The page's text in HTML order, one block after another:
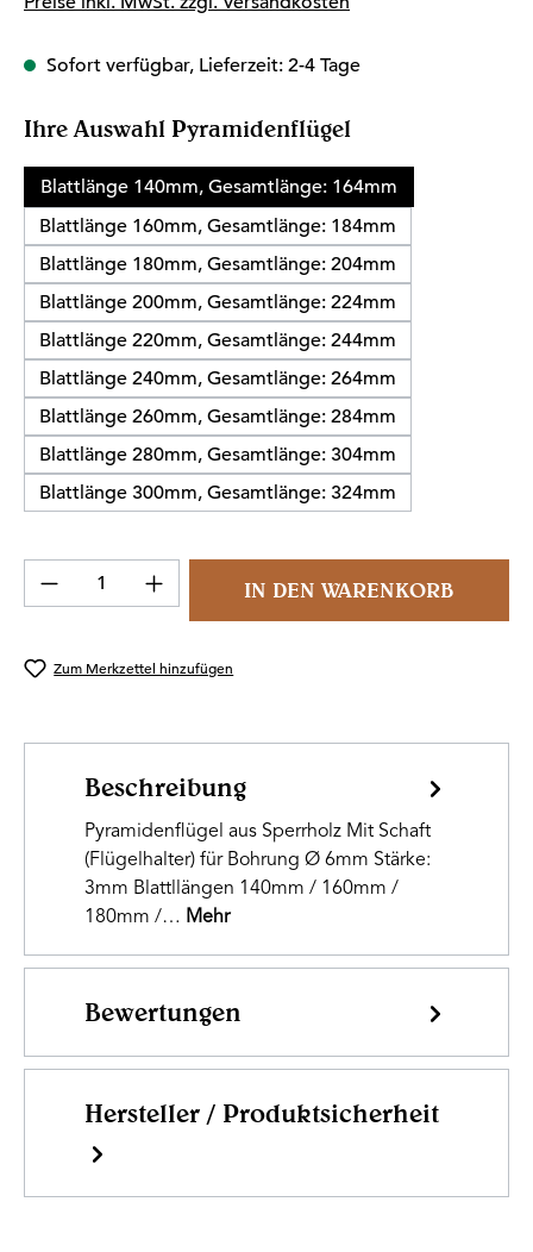
Sofort verfügbar, Lieferzeit: 2-4 Tage
Ihre Auswahl Pyramidenflügelauswählen
Blattlänge 140mm, Gesamtlänge: 164mm
Blattlänge 160mm, Gesamtlänge: 184mm
Blattlänge 180mm, Gesamtlänge: 204mm
Blattlänge 200mm, Gesamtlänge: 224mm
Blattlänge 220mm, Gesamtlänge: 244mm
Blattlänge 240mm, Gesamtlänge: 264mm
Blattlänge 260mm, Gesamtlänge: 284mm
Blattlänge 280mm, Gesamtlänge: 304mm
Blattlänge 300mm, Gesamtlänge: 324mm
Produkt Anzahl: Gib den gewünschten
IN DEN WARENKORB
Zum Merkzettel hinzufügen
Beschreibung
Pyramidenflügel aus Sperrholz Mit Schaft
(Flügelhalter) für Bohrung Ø 6mm Stärke:
3mm Blattllängen 140mm / 160mm /
180mm /… Mehr
Bewertungen
Hersteller / Produktsicherheit